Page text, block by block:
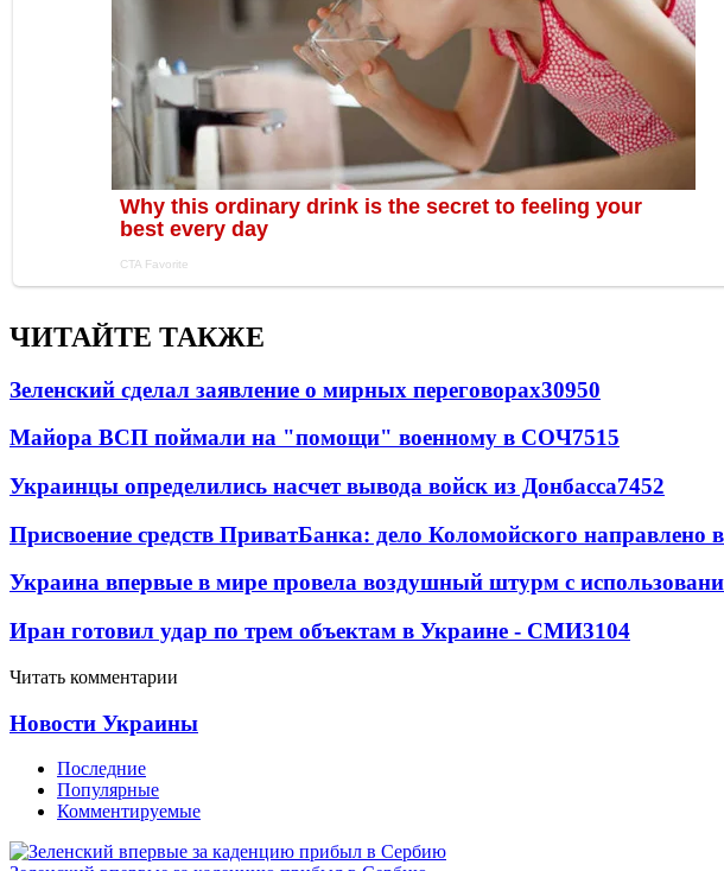
ЧИТАЙТЕ ТАКЖЕ
Зеленский сделал заявление о мирных переговорах30950
Майора ВСП поймали на "помощи" военному в СОЧ7515
Украинцы определились насчет вывода войск из Донбасса7452
Присвоение средств ПриватБанка: дело Коломойского направлено в
Украина впервые в мире провела воздушный штурм с
Иран готовил удар по трем объектам в Украине - СМИ3104
Читать комментарии
Новости Украины
Последние
Популярные
Комментируемые